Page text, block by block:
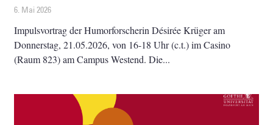
6. Mai 2026
Impulsvortrag der Humorforscherin Désirée Krüger am
Donnerstag, 21.05.2026, von 16-18 Uhr (c.t.) im Casino
(Raum 823) am Campus Westend. Die